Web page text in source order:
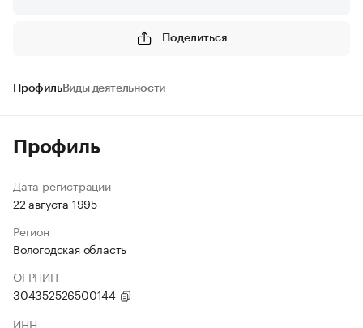
Поделиться
ПрофильВиды деятельности
Профиль
Дата регистрации
22 августа 1995
Регион
Вологодская область
ОГРНИП
304352526500144
ИНН